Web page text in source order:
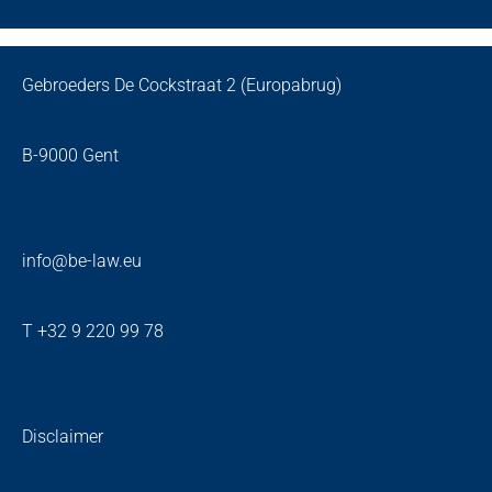
Gebroeders De Cockstraat 2 (Europabrug)
B-9000 Gent
info@be-law.eu
T +32 9 220 99 78
Disclaimer